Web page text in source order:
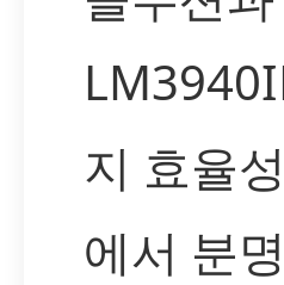
지 효율
에서 분